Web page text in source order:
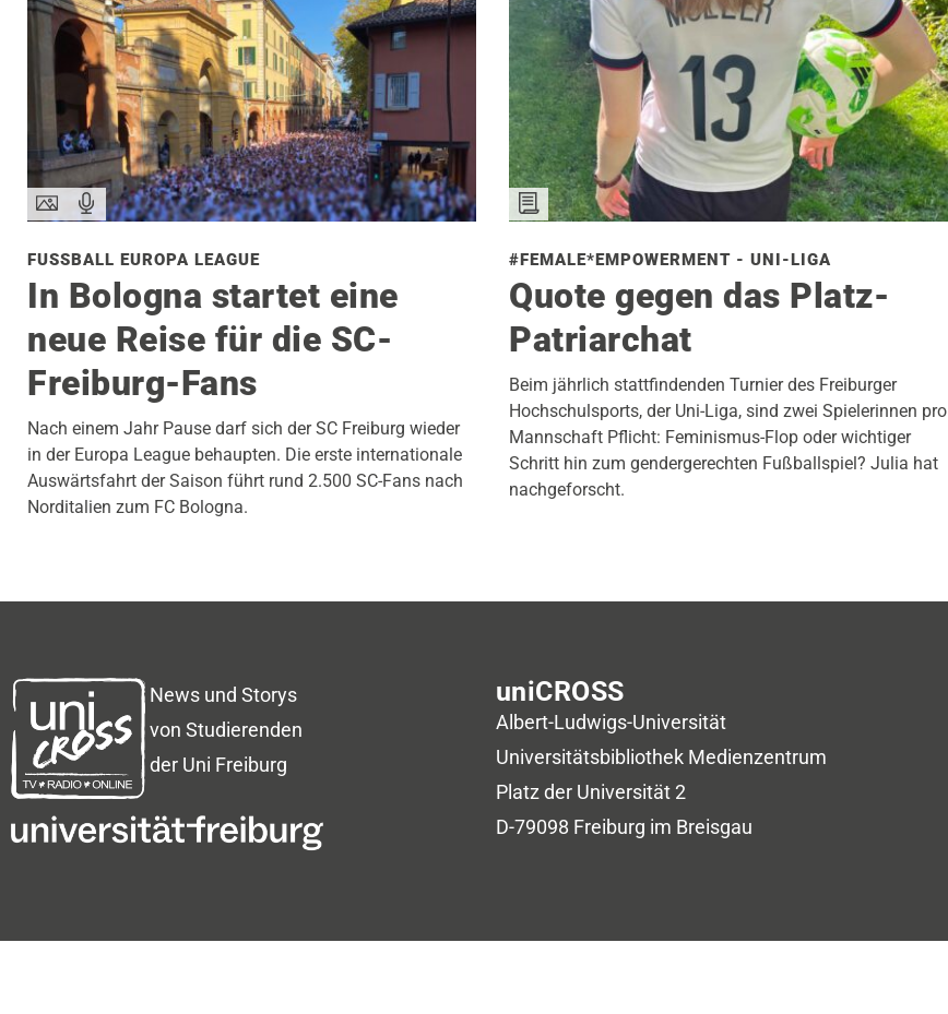
FUSSBALL EUROPA LEAGUE
In Bologna startet eine
neue Reise für die SC-
Freiburg-Fans
Nach einem Jahr Pause darf sich der SC Freiburg wieder
in der Europa League behaupten. Die erste internationale
Auswärtsfahrt der Saison führt rund 2.500 SC-Fans nach
Norditalien zum FC Bologna.
#FEMALE*EMPOWERMENT - UNI-LIGA
Quote gegen das Platz-
Patriarchat
Beim jährlich stattfindenden Turnier des Freiburger
Hochschulsports, der Uni-Liga, sind zwei Spielerinnen pro
Mannschaft Pflicht: Feminismus-Flop oder wichtiger
Schritt hin zum gendergerechten Fußballspiel? Julia hat
nachgeforscht.
News und Storys
von Studierenden
der Uni Freiburg
uniCROSS
Albert-Ludwigs-Universität
Universitätsbibliothek Medienzentrum
Platz der Universität 2
D-79098 Freiburg im Breisgau